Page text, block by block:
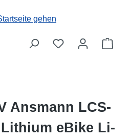
Ansmann LCS-
eBike Li-